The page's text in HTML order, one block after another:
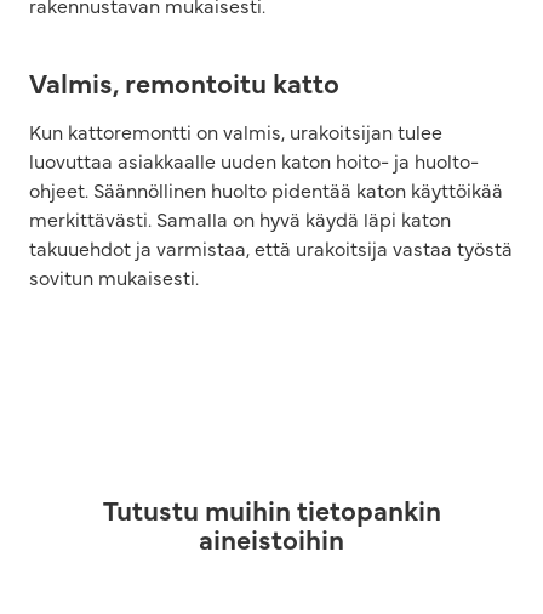
rakennustavan mukaisesti.
Valmis, remontoitu katto
Kun kattoremontti on valmis, urakoitsijan tulee
luovuttaa asiakkaalle uuden katon hoito- ja huolto-
ohjeet. Säännöllinen huolto pidentää katon käyttöikää
merkittävästi. Samalla on hyvä käydä läpi katon
takuuehdot ja varmistaa, että urakoitsija vastaa työstä
sovitun mukaisesti.
Tutustu muihin tietopankin
aineistoihin